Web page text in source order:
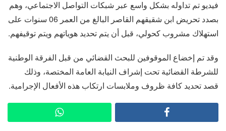
فيديو تم تداوله بشكل واسع عبر شبكات التواصل الاجتماعي، وهم
بصدد تحريض ابن شقيقهم القاصر البالغ من العمر 06 سنوات على
استهلاك مشروب كحولي، قبل أن يتم تحديد هوياتهم ويتم توقيفهم.
وقد تم إخضاع الموقوفين للبحث القضائي من قبل الفرقة الوطنية
للشرطة القضائية تحت إشراف النيابة العامة المختصة، وذلك
قصد تحديد كافة ظروف وملابسات ارتكاب هذه الأفعال الإجرامية.